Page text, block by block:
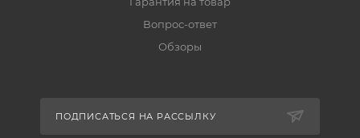
Вопрос-ответ
Обзоры
ПОДПИСАТЬСЯ НА РАССЫЛКУ